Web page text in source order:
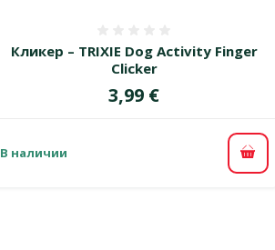
Кликер – TRIXIE Dog Activity Finger
Clicker
Цена
3,99 €
В наличии В